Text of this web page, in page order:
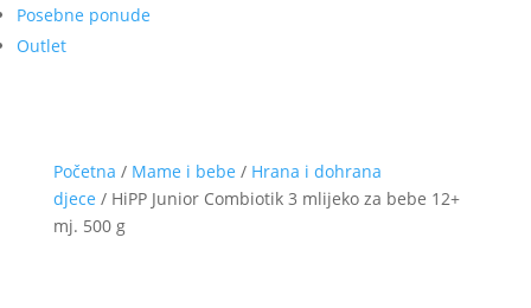
Posebne ponude
Outlet
Početna / Mame i bebe / Hrana i dohrana
djece / HiPP Junior Combiotik 3 mlijeko za bebe 12+
mj. 500 g